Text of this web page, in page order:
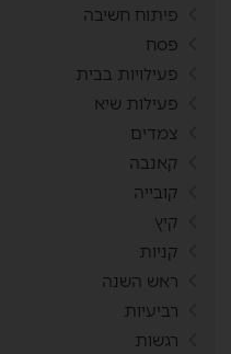
פיתוח חשיבה
פסח
פעילויות בבית
פעילות שיא
צמדים
קאנבה
קובייה
קיץ
קניות
ראש השנה
רביעיות
רגשות